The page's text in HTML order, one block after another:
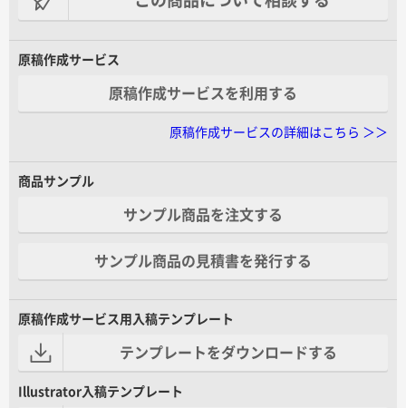
原稿作成サービス
原稿作成サービスを利用する
原稿作成サービスの詳細はこちら ＞＞
商品サンプル
サンプル商品を注文する
サンプル商品の見積書を発行する
原稿作成サービス用入稿テンプレート
テンプレートをダウンロードする
Illustrator入稿テンプレート